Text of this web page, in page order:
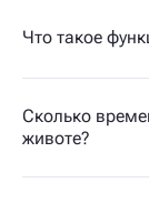
Что такое
Сколько
животе?